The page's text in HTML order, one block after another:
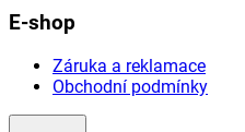
E-shop
Záruka a reklamace
Obchodní podmínky